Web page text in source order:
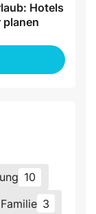
Hotels
planen
10
Familie 3